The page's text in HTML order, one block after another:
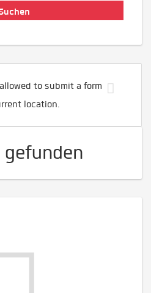
to submit a form
location.
gefunden